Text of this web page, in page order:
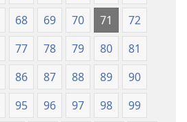
68 69 70 71
72
77 78 79 80
81
86 87 88 89
90
95 96 97 98
99